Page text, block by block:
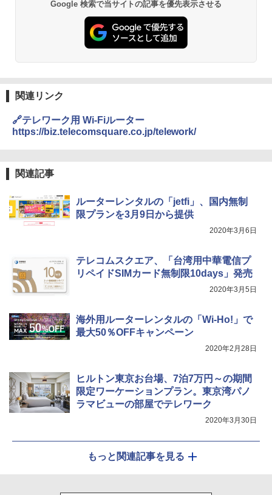
Google 検索で当サイトの記事を優先表示させる
関連リンク
🔗テレワーク用 Wi-Fiルーター
https://biz.telecomsquare.co.jp/telework/
関連記事
ルーターレンタルの「jetfi」、国内無制
限プランを3月9日から提供
2020年3月6日
テレコムスクエア、「台湾用中華電信プ
リペイドSIMカード無制限10days」発売
2020年3月5日
海外用ルーターレンタルの「Wi-Ho!」で
最大50％OFFキャンペーン
2020年2月28日
ヒルトン東京お台場、7泊7万円～の期間
限定ワーケーションプラン。東京湾パノ
ラマビューの部屋でテレワーク
2020年3月30日
もっと関連記事を見る